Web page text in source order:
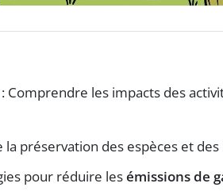
: Comprendre les impacts des
la préservation des espèces et des
pour réduire lesémissions de